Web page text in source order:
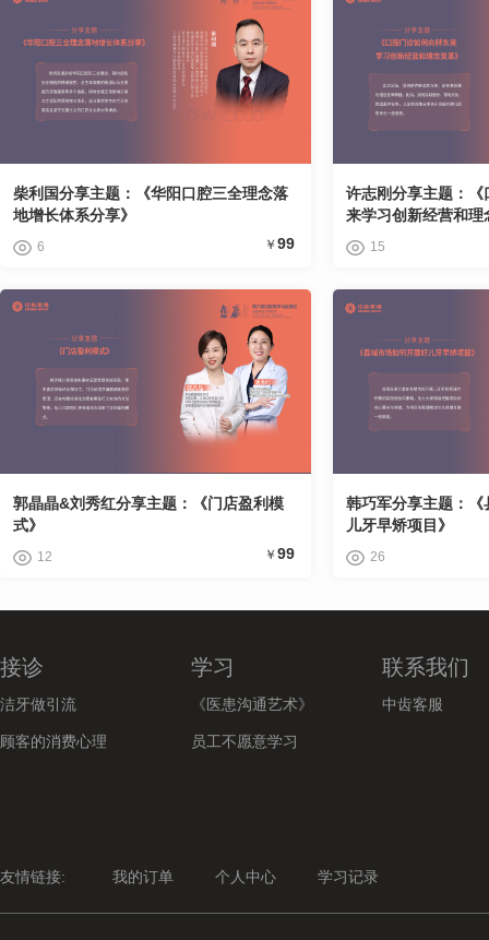
柴利国分享主题：《华阳口腔三全理念落
地增长体系分享》
6 ￥ 99
许志刚分享主题：
来学习创新经营和理
15
郭晶晶&刘秀红分享主题：《门店盈利模
式》
12 ￥ 99
韩巧军分享主题：
儿牙早矫项目》
26
接诊
洁牙做引流
顾客的消费心理
学习
《医患沟通艺术》
员工不愿意学习
联系我们
中齿客服
友情链接: 我的订单 个人中心 学习记录